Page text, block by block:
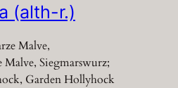
(alth-r.)
Malve,
Siegmarswurz;
Garden Hollyhock